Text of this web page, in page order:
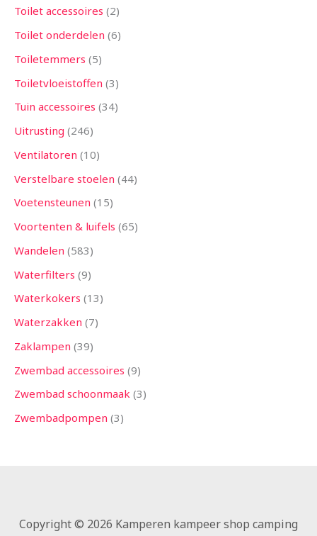
Toilet accessoires 2
Toilet onderdelen 6
Toiletemmers 5
Toiletvloeistoffen 3
Tuin accessoires 34
Uitrusting 246
Ventilatoren 10
Verstelbare stoelen 44
Voetensteunen 15
Voortenten & luifels 65
Wandelen 583
Waterfilters 9
Waterkokers 13
Waterzakken 7
Zaklampen 39
Zwembad accessoires 9
Zwembad schoonmaak 3
Zwembadpompen 3
Copyright © 2026 Kamperen kampeer shop camping